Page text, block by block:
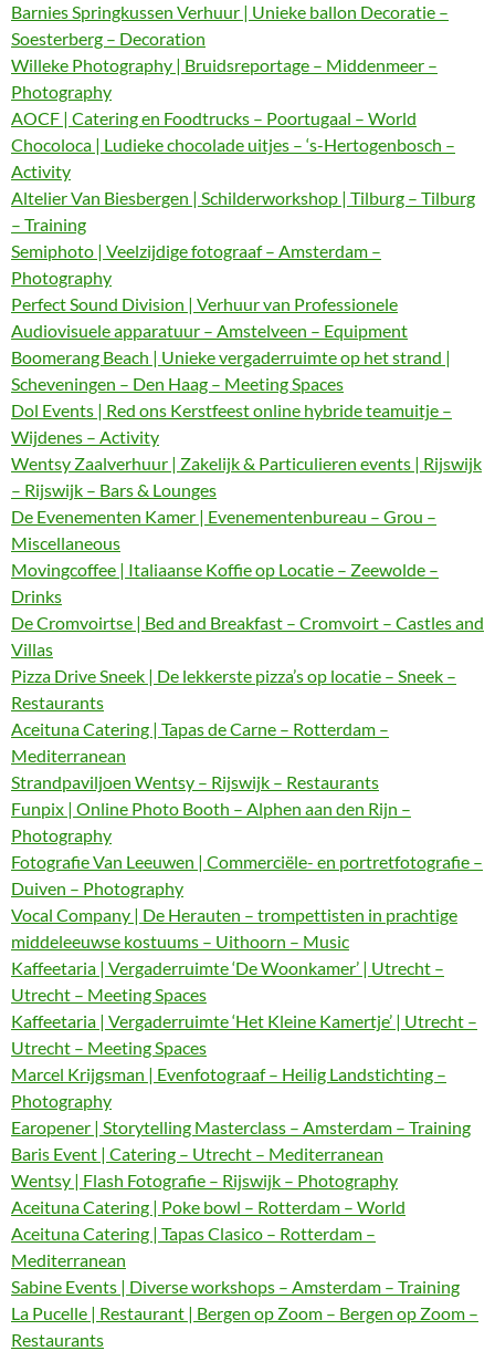
Barnies Springkussen Verhuur | Unieke ballon Decoratie –
Soesterberg – Decoration
Willeke Photography | Bruidsreportage – Middenmeer –
Photography
AOCF | Catering en Foodtrucks – Poortugaal – World
Chocoloca | Ludieke chocolade uitjes – ‘s-Hertogenbosch –
Activity
Altelier Van Biesbergen | Schilderworkshop | Tilburg – Tilburg
– Training
Semiphoto | Veelzijdige fotograaf – Amsterdam –
Photography
Perfect Sound Division | Verhuur van Professionele
Audiovisuele apparatuur – Amstelveen – Equipment
Boomerang Beach | Unieke vergaderruimte op het strand |
Scheveningen – Den Haag – Meeting Spaces
Dol Events | Red ons Kerstfeest online hybride teamuitje –
Wijdenes – Activity
Wentsy Zaalverhuur | Zakelijk & Particulieren events | Rijswijk
– Rijswijk – Bars & Lounges
De Evenementen Kamer | Evenementenbureau – Grou –
Miscellaneous
Movingcoffee | Italiaanse Koffie op Locatie – Zeewolde –
Drinks
De Cromvoirtse | Bed and Breakfast – Cromvoirt – Castles and
Villas
Pizza Drive Sneek | De lekkerste pizza’s op locatie – Sneek –
Restaurants
Aceituna Catering | Tapas de Carne – Rotterdam –
Mediterranean
Strandpaviljoen Wentsy – Rijswijk – Restaurants
Funpix | Online Photo Booth – Alphen aan den Rijn –
Photography
Fotografie Van Leeuwen | Commerciële- en portretfotografie –
Duiven – Photography
Vocal Company | De Herauten – trompettisten in prachtige
middeleeuwse kostuums – Uithoorn – Music
Kaffeetaria | Vergaderruimte ‘De Woonkamer’ | Utrecht –
Utrecht – Meeting Spaces
Kaffeetaria | Vergaderruimte ‘Het Kleine Kamertje’ | Utrecht –
Utrecht – Meeting Spaces
Marcel Krijgsman | Evenfotograaf – Heilig Landstichting –
Photography
Earopener | Storytelling Masterclass – Amsterdam – Training
Baris Event | Catering – Utrecht – Mediterranean
Wentsy | Flash Fotografie – Rijswijk – Photography
Aceituna Catering | Poke bowl – Rotterdam – World
Aceituna Catering | Tapas Clasico – Rotterdam –
Mediterranean
Sabine Events | Diverse workshops – Amsterdam – Training
La Pucelle | Restaurant | Bergen op Zoom – Bergen op Zoom –
Restaurants